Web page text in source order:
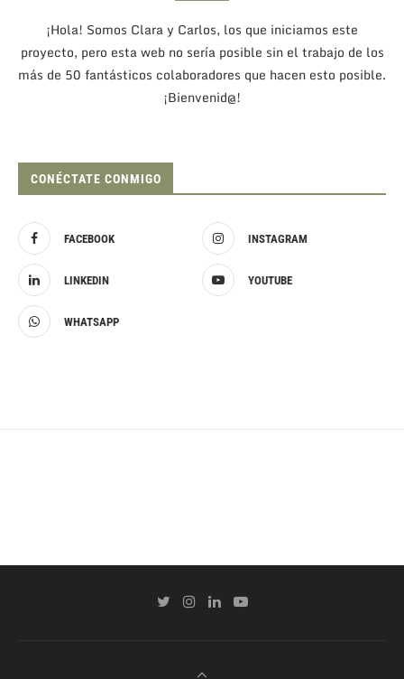
¡Hola! Somos Clara y Carlos, los que iniciamos este
proyecto, pero esta web no sería posible sin el trabajo de los
más de 50 fantásticos colaboradores que hacen esto posible.
¡Bienvenid@!
CONÉCTATE CONMIGO
FACEBOOK INSTAGRAM
LINKEDIN YOUTUBE
WHATSAPP